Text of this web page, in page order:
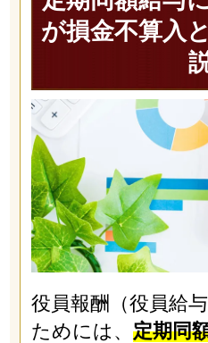
が損金不算入
役員報酬（役員給
ためには、 定期同